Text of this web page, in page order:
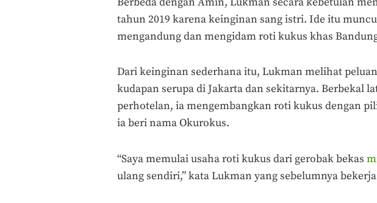
tahun 2019 karena keinginan sang istri. Ide itu
mengandung dan mengidam roti kukus khas
Dari keinginan sederhana itu, Lukman melihat
kudapan serupa di Jakarta dan sekitarnya. Berbekal
perhotelan, ia mengembangkan roti kukus dengan
ia beri nama Okurokus.
“Saya memulai usaha roti kukus dari gerobak bekas
ulang sendiri,” kata Lukman yang sebelumnya